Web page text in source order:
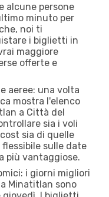
alcune persone
minuto per
noi ti
i biglietti in
maggiore
offerte e
aeree: una volta
mostra l'elenco
a Città del
sia i voli
sia di quelle
sulle date
più vantaggiose.
i giorni migliori
Minatitlan sono